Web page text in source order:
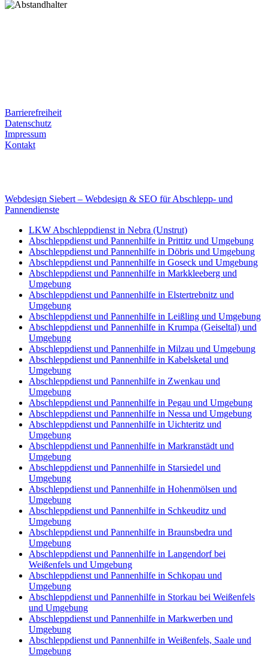
Barrierefreiheit
Datenschutz
Impressum
Kontakt
Webdesign Siebert – Webdesign & SEO für Abschlepp- und
Pannendienste
LKW Abschleppdienst in Nebra (Unstrut)
Abschleppdienst und Pannenhilfe in Prittitz und Umgebung
Abschleppdienst und Pannenhilfe in Döbris und Umgebung
Abschleppdienst und Pannenhilfe in Goseck und Umgebung
Abschleppdienst und Pannenhilfe in Markkleeberg und
Umgebung
Abschleppdienst und Pannenhilfe in Elstertrebnitz und
Umgebung
Abschleppdienst und Pannenhilfe in Leißling und Umgebung
Abschleppdienst und Pannenhilfe in Krumpa (Geiseltal) und
Umgebung
Abschleppdienst und Pannenhilfe in Milzau und Umgebung
Abschleppdienst und Pannenhilfe in Kabelsketal und
Umgebung
Abschleppdienst und Pannenhilfe in Zwenkau und
Umgebung
Abschleppdienst und Pannenhilfe in Pegau und Umgebung
Abschleppdienst und Pannenhilfe in Nessa und Umgebung
Abschleppdienst und Pannenhilfe in Uichteritz und
Umgebung
Abschleppdienst und Pannenhilfe in Markranstädt und
Umgebung
Abschleppdienst und Pannenhilfe in Starsiedel und
Umgebung
Abschleppdienst und Pannenhilfe in Hohenmölsen und
Umgebung
Abschleppdienst und Pannenhilfe in Schkeuditz und
Umgebung
Abschleppdienst und Pannenhilfe in Braunsbedra und
Umgebung
Abschleppdienst und Pannenhilfe in Langendorf bei
Weißenfels und Umgebung
Abschleppdienst und Pannenhilfe in Schkopau und
Umgebung
Abschleppdienst und Pannenhilfe in Storkau bei Weißenfels
und Umgebung
Abschleppdienst und Pannenhilfe in Markwerben und
Umgebung
Abschleppdienst und Pannenhilfe in Weißenfels, Saale und
Umgebung